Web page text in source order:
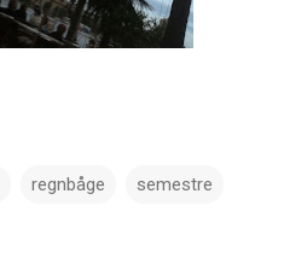
regnbåge semestre